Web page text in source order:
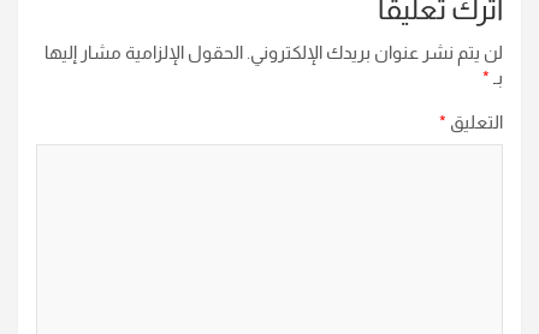
اترك تعليقاً
لن يتم نشر عنوان بريدك الإلكتروني. الحقول الإلزامية مشار إليها
بـ *
التعليق *